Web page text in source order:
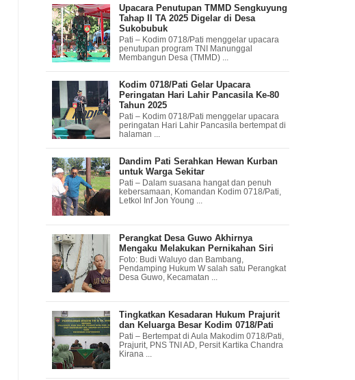
Upacara Penutupan TMMD Sengkuyung
Tahap II TA 2025 Digelar di Desa
Sukobubuk
Pati – Kodim 0718/Pati menggelar upacara
penutupan program TNI Manunggal
Membangun Desa (TMMD) ...
Kodim 0718/Pati Gelar Upacara
Peringatan Hari Lahir Pancasila Ke-80
Tahun 2025
Pati – Kodim 0718/Pati menggelar upacara
peringatan Hari Lahir Pancasila bertempat di
halaman ...
Dandim Pati Serahkan Hewan Kurban
untuk Warga Sekitar
Pati – Dalam suasana hangat dan penuh
kebersamaan, Komandan Kodim 0718/Pati,
Letkol Inf Jon Young ...
Perangkat Desa Guwo Akhirnya
Mengaku Melakukan Pernikahan Siri
Foto: Budi Waluyo dan Bambang,
Pendamping Hukum W salah satu Perangkat
Desa Guwo, Kecamatan ...
Tingkatkan Kesadaran Hukum Prajurit
dan Keluarga Besar Kodim 0718/Pati
Pati – Bertempat di Aula Makodim 0718/Pati,
Prajurit, PNS TNI AD, Persit Kartika Chandra
Kirana ...